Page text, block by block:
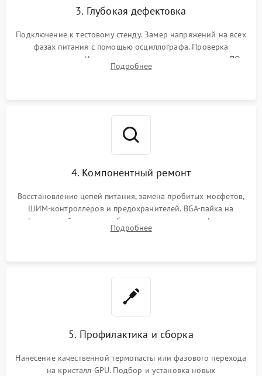
3. Глубокая дефектовка
Подключение к тестовому стенду. Замер напряжений на всех
фазах питания с помощью осциллографа. Проверка
инициализации. Использование специализированного ПО
MATS
Подробнее
4. Компонентный ремонт
Восстановление цепей питания, замена пробитых мосфетов,
ШИМ-контроллеров и предохранителей. BGA-пайка на
инфракрасной станции реболлинг или замена графического
чипа и дефектной памяти GDDR. Прошивка BIOS
Подробнее
5. Профилактика и сборка
Нанесение качественной термопасты или фазового перехода
на кристалл GPU. Подбор и установка новых